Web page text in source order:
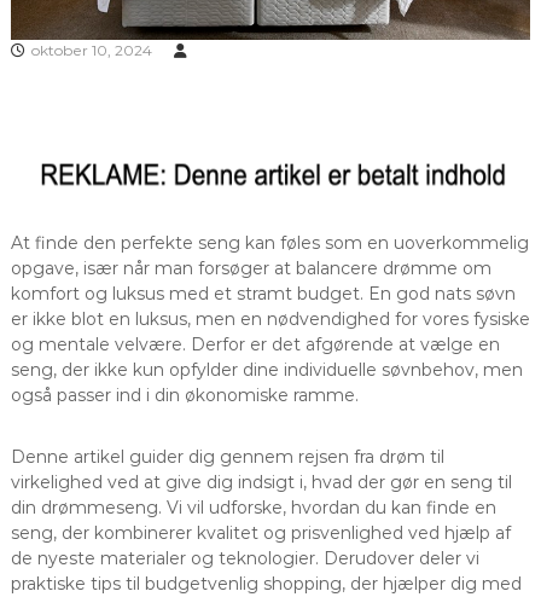
oktober 10, 2024
At finde den perfekte seng kan føles som en uoverkommelig
opgave, især når man forsøger at balancere drømme om
komfort og luksus med et stramt budget. En god nats søvn
er ikke blot en luksus, men en nødvendighed for vores fysiske
og mentale velvære. Derfor er det afgørende at vælge en
seng, der ikke kun opfylder dine individuelle søvnbehov, men
også passer ind i din økonomiske ramme.
Denne artikel guider dig gennem rejsen fra drøm til
virkelighed ved at give dig indsigt i, hvad der gør en seng til
din drømmeseng. Vi vil udforske, hvordan du kan finde en
seng, der kombinerer kvalitet og prisvenlighed ved hjælp af
de nyeste materialer og teknologier. Derudover deler vi
praktiske tips til budgetvenlig shopping, der hjælper dig med